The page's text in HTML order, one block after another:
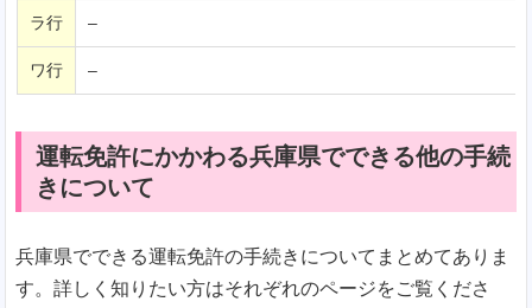
ラ行 –
ワ行 –
運転免許にかかわる兵庫県でできる他の手続
きについて
兵庫県でできる運転免許の手続きについてまとめてありま
す。詳しく知りたい方はそれぞれのページをご覧くださ